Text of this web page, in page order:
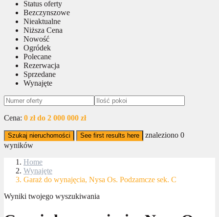
Status oferty
Bezczynszowe
Nieaktualne
Niższa Cena
Nowość
Ogródek
Polecane
Rezerwacja
Sprzedane
Wynajęte
Cena: 0 zł do 2 000 000 zł
Szukaj nieruchomości See first results here znaleziono 0
wyników
Home
Wynajęte
Garaż do wynajęcia, Nysa Os. Podzamcze sek. C
Wyniki twojego wyszukiwania